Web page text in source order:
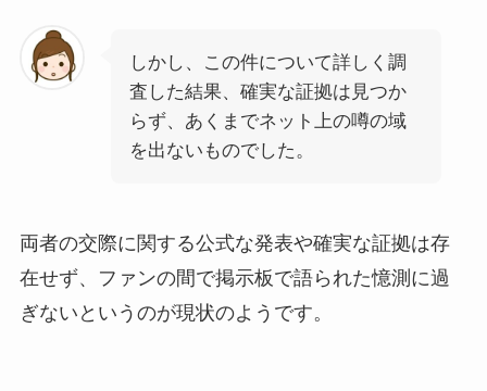
しかし、この件について詳しく調
査した結果、確実な証拠は見つか
らず、あくまでネット上の噂の域
を出ないものでした。
両者の交際に関する公式な発表や確実な証拠は存
在せず、ファンの間で掲示板で語られた憶測に過
ぎないというのが現状のようです。